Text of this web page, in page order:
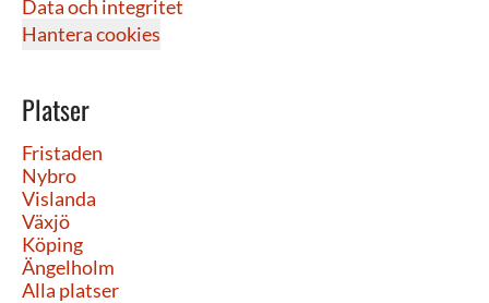
Data och integritet
Hantera cookies
Platser
Fristaden
Nybro
Vislanda
Växjö
Köping
Ängelholm
Alla platser